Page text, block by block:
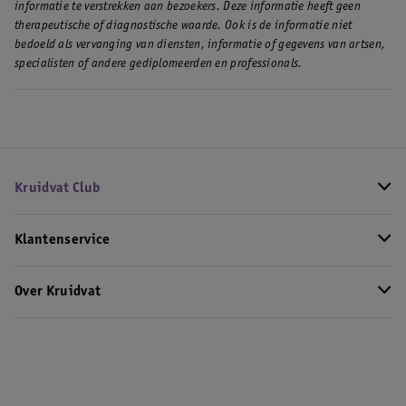
informatie te verstrekken aan bezoekers. Deze informatie heeft geen
therapeutische of diagnostische waarde. Ook is de informatie niet
bedoeld als vervanging van diensten, informatie of gegevens van artsen,
specialisten of andere gediplomeerden en professionals.
Kruidvat Club
Klantenservice
Over Kruidvat